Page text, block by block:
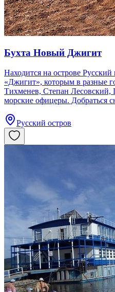
Бухта Новый Джигит
Находится на острове Русский
«Джигит», которым в разные
Тихменев, Степан
морские офицеры. Добраться
Русский остров